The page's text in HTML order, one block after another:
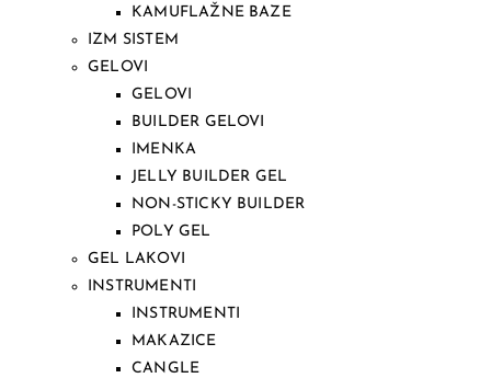
KAMUFLAŽNE BAZE
IZM SISTEM
GELOVI
GELOVI
BUILDER GELOVI
IMENKA
JELLY BUILDER GEL
NON-STICKY BUILDER
POLY GEL
GEL LAKOVI
INSTRUMENTI
INSTRUMENTI
MAKAZICE
CANGLE